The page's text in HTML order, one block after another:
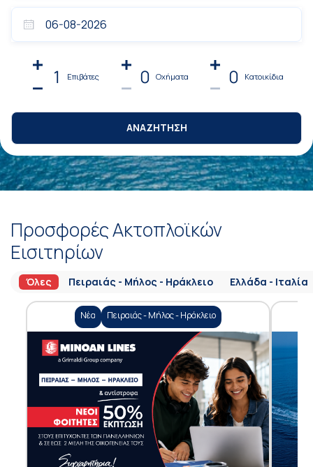
1 Επιβάτες 0 Οχήματα 0 Κατοικίδια
ΑΝΑΖΗΤΗΣΗ
Προσφορές Ακτοπλοϊκών
Εισιτηρίων
Όλες Πειραιάς - Μήλος - Ηράκλειο Ελλάδα - Ιταλία
Νέα Πειραιάς - Μήλος - Ηράκλειο